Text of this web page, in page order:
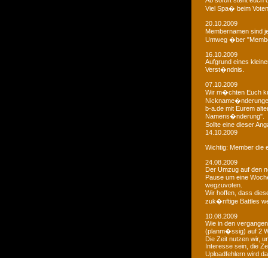
Viel Spa� beim
20.10.2009
Membernamen sind
Umweg �ber
16.10.2009
Aufgrund eines
Verst�ndnis.
07.10.2009
Wir m�chten Euch
b-a.de mit Eurem
Namens�nderung".
Sollte eine dieser
14.10.2009
Wichtig: Member die
24.08.2009
Der Umzug auf den
Pause um eine
wegzuvoten.
Wir hoffen, dass
zuk�nftige Battles
10.08.2009
Wie in den
(planm�ssig) auf 2
Die Zeit nutzen wir,
Interesse sein, die
Uploadfehlern wird